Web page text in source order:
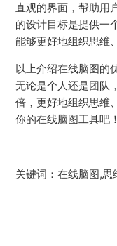
直观的界面，帮助用
的设计目标是提供一
能够更好地组织思维
以上介绍在线脑图的
无论是个人还是团队
倍，更好地组织思维
你的在线脑图工具吧！
关键词：在线脑图,